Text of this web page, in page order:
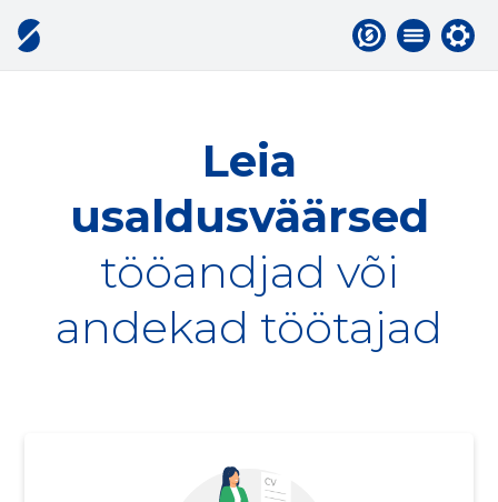
Leia
usaldusväärsed
tööandjad või
andekad töötajad